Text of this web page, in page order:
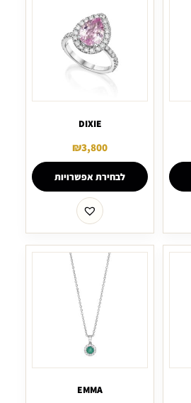
DIXIE
₪3,800
לבחירת אפשרויות
EMMA